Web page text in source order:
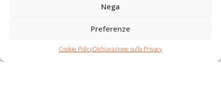
Nega
Preferenze
Cookie PolicyDichiarazione sulla Privacy
P.I. 17504191002
Seguici
Shop